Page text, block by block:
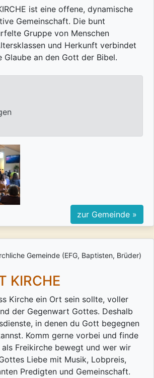
ist eine offene, dynamische
Gemeinschaft. Die bunt
Gruppe von Menschen
und Herkunft verbindet
Glaube an den Gott der Bibel.
zur Gemeinde »
Gemeinde (EFG, Baptisten, Brüder)
KIRCHE
Kirche ein Ort sein sollte, voller
der Gegenwart Gottes. Deshalb
in denen du Gott begegnen
Komm gerne vorbei und finde
als Freikirche bewegt und wer wir
Liebe mit Musik, Lobpreis,
Predigten und Gemeinschaft.